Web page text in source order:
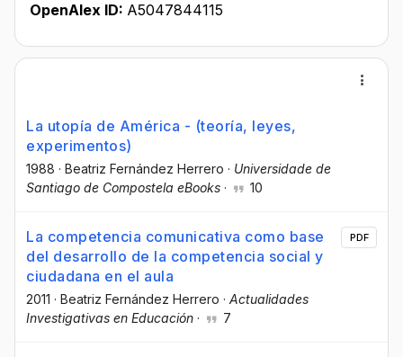
OpenAlex ID: A5047844115
La utopía de América - (teoría, leyes,
experimentos)
1988 · Beatriz Fernández Herrero · Universidade de
Santiago de Compostela eBooks · 10
La competencia comunicativa como base
del desarrollo de la competencia social y
ciudadana en el aula
2011 · Beatriz Fernández Herrero · Actualidades
Investigativas en Educación · 7
PDF